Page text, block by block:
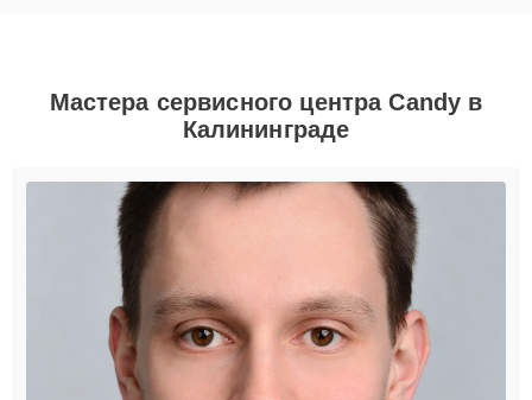
Мастера сервисного центра Candy в
Калининграде